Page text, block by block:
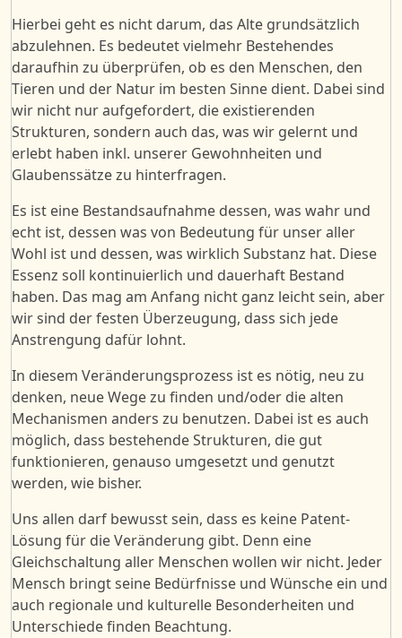
Hierbei geht es nicht darum, das Alte grundsätzlich
abzulehnen. Es bedeutet vielmehr Bestehendes
daraufhin zu überprüfen, ob es den Menschen, den
Tieren und der Natur im besten Sinne dient. Dabei sind
wir nicht nur aufgefordert, die existierenden
Strukturen, sondern auch das, was wir gelernt und
erlebt haben inkl. unserer Gewohnheiten und
Glaubenssätze zu hinterfragen.
Es ist eine Bestandsaufnahme dessen, was wahr und
echt ist, dessen was von Bedeutung für unser aller
Wohl ist und dessen, was wirklich Substanz hat. Diese
Essenz soll kontinuierlich und dauerhaft Bestand
haben. Das mag am Anfang nicht ganz leicht sein, aber
wir sind der festen Überzeugung, dass sich jede
Anstrengung dafür lohnt.
In diesem Veränderungsprozess ist es nötig, neu zu
denken, neue Wege zu finden und/oder die alten
Mechanismen anders zu benutzen. Dabei ist es auch
möglich, dass bestehende Strukturen, die gut
funktionieren, genauso umgesetzt und genutzt
werden, wie bisher.
Uns allen darf bewusst sein, dass es keine Patent-
Lösung für die Veränderung gibt. Denn eine
Gleichschaltung aller Menschen wollen wir nicht. Jeder
Mensch bringt seine Bedürfnisse und Wünsche ein und
auch regionale und kulturelle Besonderheiten und
Unterschiede finden Beachtung.